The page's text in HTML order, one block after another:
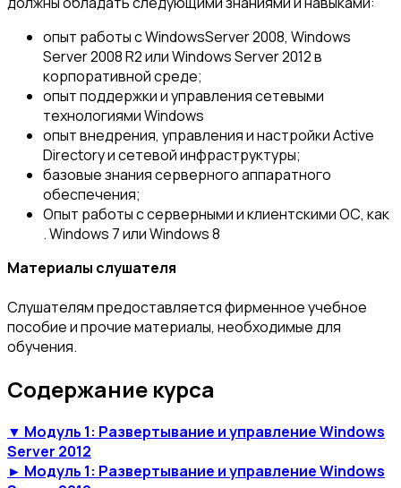
опыт работы с WindowsServer 2008, Windows
Server 2008 R2 или Windows Server 2012 в
корпоративной среде;
опыт поддержки и управления сетевыми
технологиями Windows
опыт внедрения, управления и настройки Active
Directory и сетевой инфраструктуры;
базовые знания серверного аппаратного
обеспечения;
Опыт работы с серверными и клиентскими ОС, как
. Windows 7 или Windows 8
Материалы слушателя
Слушателям предоставляется фирменное учебное
пособие и прочие материалы, необходимые для
обучения.
Содержание курса
▼ Модуль 1: Развертывание и управление Windows
Server 2012
► Модуль 1: Развертывание и управление Windows